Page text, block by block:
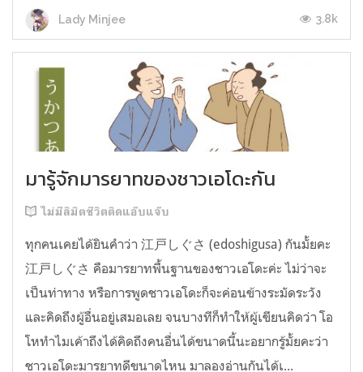
Lady Minjee 3.8k
มารู้จักมารยาทของชาวเอโดะกัน
ไม่มีลิมิตชีวิตติดแอ๊บแจ๊บ
ทุกคนเคยได้ยินคำว่า 江戸しぐさ (edoshigusa) กันมั้ยคะ
江戸しぐさ คือมารยาทพื้นฐานของชาวเอโดะค่ะ ไม่ว่าจะ
เป็นท่าทาง หรือการพูดชาวเอโดะก็จะค่อนข้างระมัดระวัง
และคิดถึงผู้อื่นอยู่เสมอเลย จนบางทีก็ทำให้ผู้เขียนคิดว่า โอ
โหทำไมเค้าถึงได้คิดถึงคนอื่นได้ขนาดนี้นะอยากรู้มั้ยคะว่า
ชาวเอโดะมารยาทดีขนาดไหน มาลองอ่านกันได้เ...